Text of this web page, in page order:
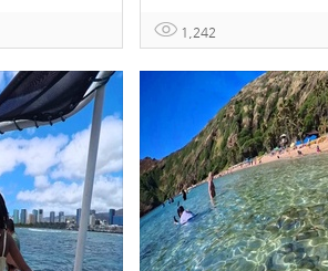
1,242